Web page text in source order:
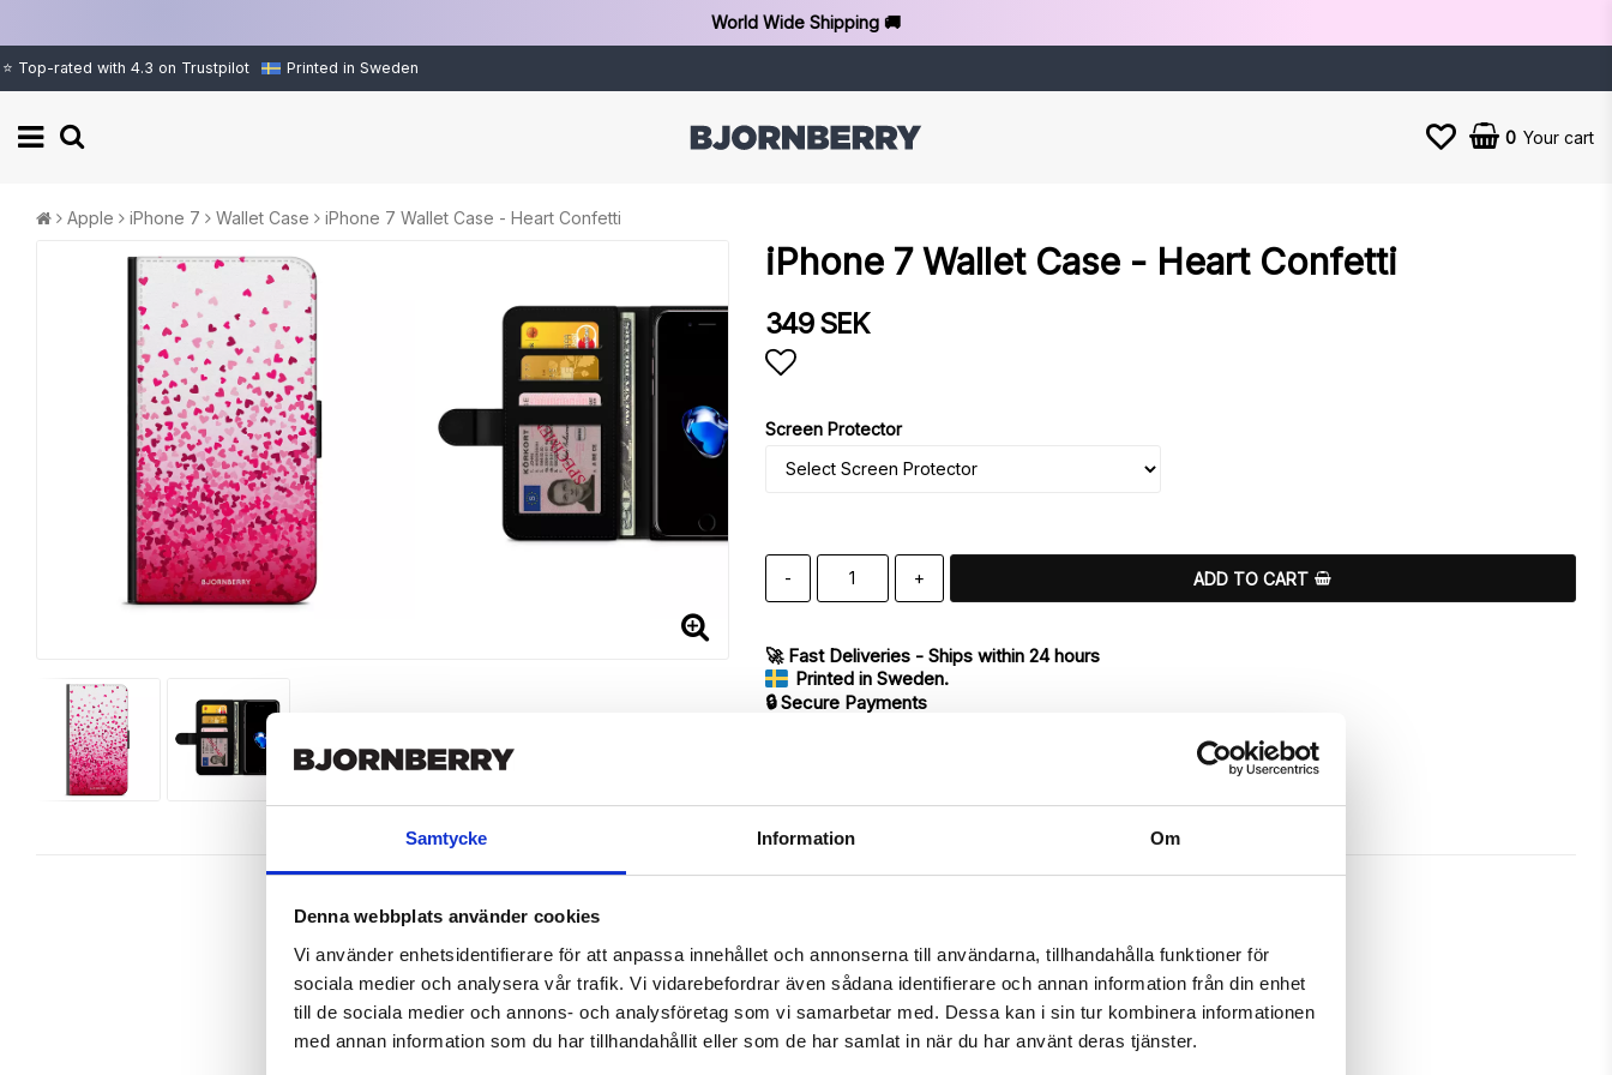
Samtycke Information Om
Denna webbplats använder cookies
Vi använder enhetsidentifierare för att anpassa innehållet och annonserna till användarna, tillhandahålla funktioner för
sociala medier och analysera vår trafik. Vi vidarebefordrar även sådana identifierare och annan information från din enhet
till de sociala medier och annons- och analysföretag som vi samarbetar med. Dessa kan i sin tur kombinera informationen
med annan information som du har tillhandahållit eller som de har samlat in när du har använt deras tjänster.
World Wide Shipping 🚚
⭐ Top-rated with 4.3 on Trustpilot Printed in Sweden
0 Your cart
Apple iPhone 7 Wallet Case iPhone 7 Wallet Case - Heart Confetti
iPhone 7 Wallet Case - Heart Confetti
349 SEK
Screen Protector
- + ADD TO CART
🚀 Fast Deliveries - Ships within 24 hours
Printed in Sweden.
🔒 Secure Payments
Article no.: 17440
Wallet case from Bjornberry for your iPhone 7 with unique print. Which gives great protection and has a unique "Heart Confetti"-design.
Product details:
Customized front and black leather back.